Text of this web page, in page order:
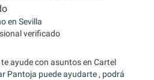
en Sevilla
verificado
ayude con asuntos en Cartel
Pantoja puede ayudarte , podrá